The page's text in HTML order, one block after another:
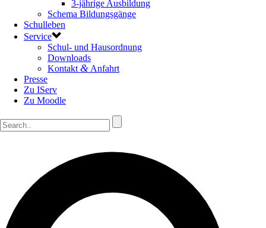
3-jährige Ausbildung
Schema Bildungsgänge
Schulleben
Service
Schul- und Hausordnung
Downloads
Kontakt & Anfahrt
Presse
Zu IServ
Zu Moodle